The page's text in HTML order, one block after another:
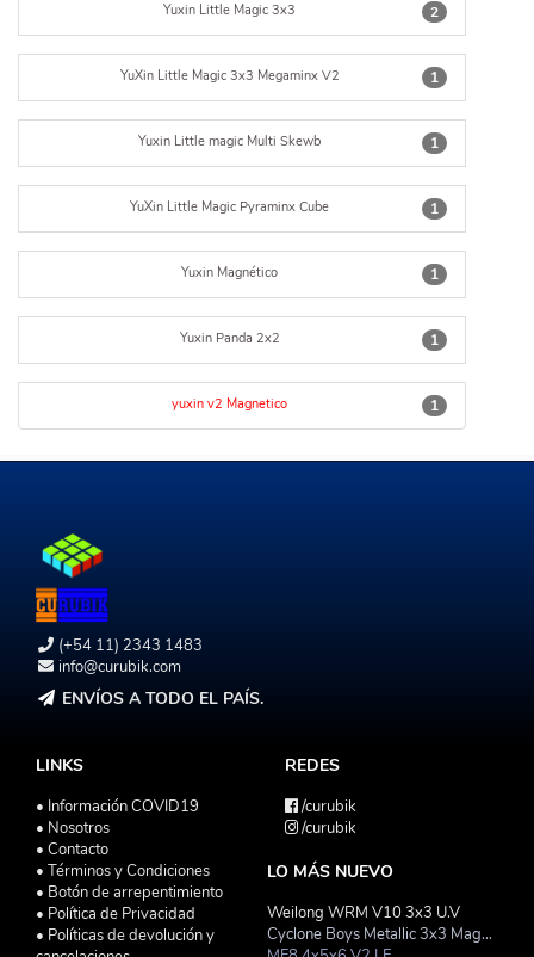
2
Yuxin Little Magic 3x3
1
YuXin Little Magic 3x3 Megaminx V2
1
Yuxin Little magic Multi Skewb
1
YuXin Little Magic Pyraminx Cube
1
Yuxin Magnético
1
Yuxin Panda 2x2
1
yuxin v2 Magnetico
(+54 11) 2343 1483
info@curubik.com
ENVÍOS A TODO EL PAÍS.
LINKS
• Información COVID19
• Nosotros
• Contacto
• Términos y Condiciones
• Botón de arrepentimiento
• Política de Privacidad
• Políticas de devolución y
REDES
/curubik
/curubik
LO MÁS NUEVO
Weilong WRM V10 3x3 U.V
Cyclone Boys Metallic 3x3 Magnetico Macaron